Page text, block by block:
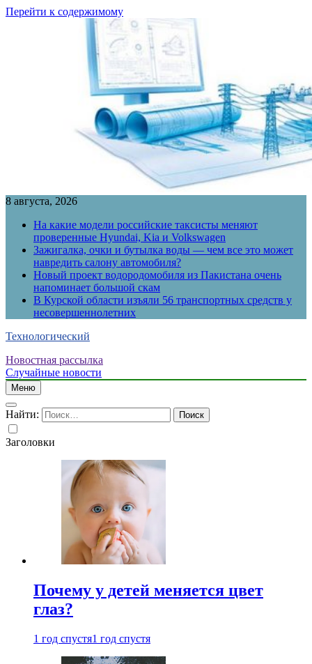
Перейти к содержимому
8 августа, 2026
На какие модели российские таксисты меняют
проверенные Hyundai, Kia и Volkswagen
Зажигалка, очки и бутылка воды — чем все это может
навредить салону автомобиля?
Новый проект водородомобиля из Пакистана очень
напоминает большой скам
В Курской области изъяли 56 транспортных средств у
несовершеннолетних
Технологический
Новостная рассылка
Случайные новости
Меню
Найти:
Заголовки
Почему у детей меняется цвет
глаз?
1 год спустя1 год спустя